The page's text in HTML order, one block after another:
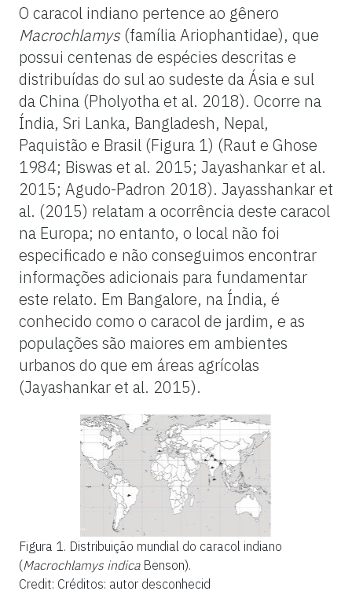
O caracol indiano pertence ao gênero
Macrochlamys (família Ariophantidae), que
possui centenas de espécies descritas e
distribuídas do sul ao sudeste da Ásia e sul
da China (Pholyotha et al. 2018). Ocorre na
Índia, Sri Lanka, Bangladesh, Nepal,
Paquistão e Brasil (Figura 1) (Raut e Ghose
1984; Biswas et al. 2015; Jayashankar et al.
2015; Agudo-Padron 2018). Jayasshankar et
al. (2015) relatam a ocorrência deste caracol
na Europa; no entanto, o local não foi
especificado e não conseguimos encontrar
informações adicionais para fundamentar
este relato. Em Bangalore, na Índia, é
conhecido como o caracol de jardim, e as
populações são maiores em ambientes
urbanos do que em áreas agrícolas
(Jayashankar et al. 2015).
Figura 1. Distribuição mundial do caracol indiano
(Macrochlamys indicaBenson).
Credit: Créditos: autor desconhecid